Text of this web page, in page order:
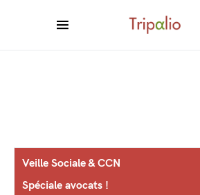
Veille Sociale & CCN
Spéciale avocats !